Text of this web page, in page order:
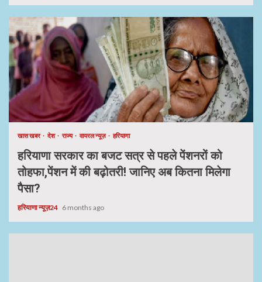
खास खबर देश राज्य वायरल न्यूज़ हरियाणा
हरियाणा सरकार का बजट सत्र से पहले पेंशनरों को
तोहफा,पेंशन में की बढ़ोतरी! जानिए अब कितना मिलेगा
पैसा?
हरियाणा न्यूज़24 6 months ago